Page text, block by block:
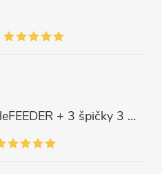
Delphin Prut LYCAN TeleFEEDER + 3 špičky 3 m, 80 g